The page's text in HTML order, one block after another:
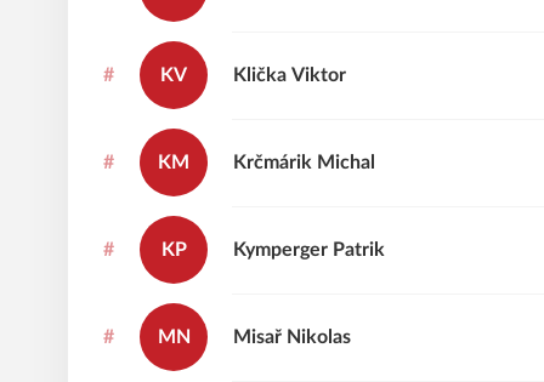
# KV Viktor
Klička
# KM Michal
Krčmárik
# KP Patrik
Kymperger
# MN Nikolas
Misař